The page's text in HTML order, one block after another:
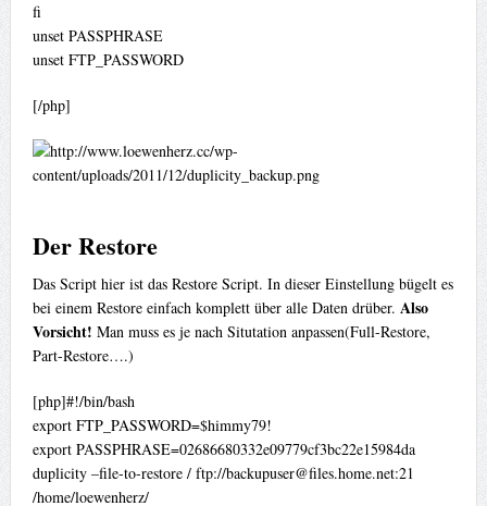
fi
unset PASSPHRASE
unset FTP_PASSWORD
[/php]
Der Restore
Das Script hier ist das Restore Script. In dieser Einstellung bügelt es
bei einem Restore einfach komplett über alle Daten drüber. Also
Vorsicht! Man muss es je nach Situtation anpassen(Full-Restore,
Part-Restore….)
[php]#!/bin/bash
export FTP_PASSWORD=$himmy79!
export PASSPHRASE=02686680332e09779cf3bc22e15984da
duplicity –file-to-restore / ftp://backupuser@files.home.net:21
/home/loewenherz/